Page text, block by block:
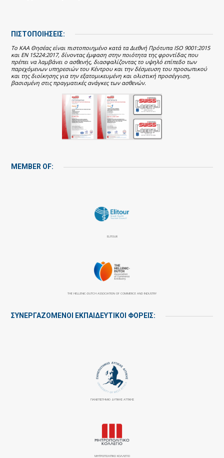
ΠΙΣΤΟΠΟΙΗΣΕΙΣ:
Το ΚΑΑ Θησέας είναι πιστοποιημένο κατά τα Διεθνή Πρότυπα ISO 9001:2015
και EN 15224:2017, δίνοντας έμφαση στην ποιότητα της φροντίδας που
πρέπει να λαμβάνει ο ασθενής, διασφαλίζοντας το υψηλό επίπεδο των
παρεχόμενων υπηρεσιών του Κέντρου και την δέσμευση του προσωπικού
και της διοίκησης για την εξατομικευμένη και ολιστική προσέγγιση,
βασισμένη στις πραγματικές ανάγκες των ασθενών.
MEMBER OF:
ELITOUR
THE HELLENIC-DUTCH ASSOCIATION OF COMMERCE AND INDUSTRY
ΣΥΝΕΡΓΑΖΌΜΕΝΟΙ ΕΚΠΑΙΔΕΥΤΙΚΟΊ ΦΟΡΕΊΣ:
ΠΑΝΕΠΙΣΤΉΜΙΟ ΔΥΤΙΚΉΣ ΑΤΤΙΚΉΣ
ΜΗΤΡΟΠΟΛΙΤΙΚΟ ΚΟΛΛΕΓΙΟ